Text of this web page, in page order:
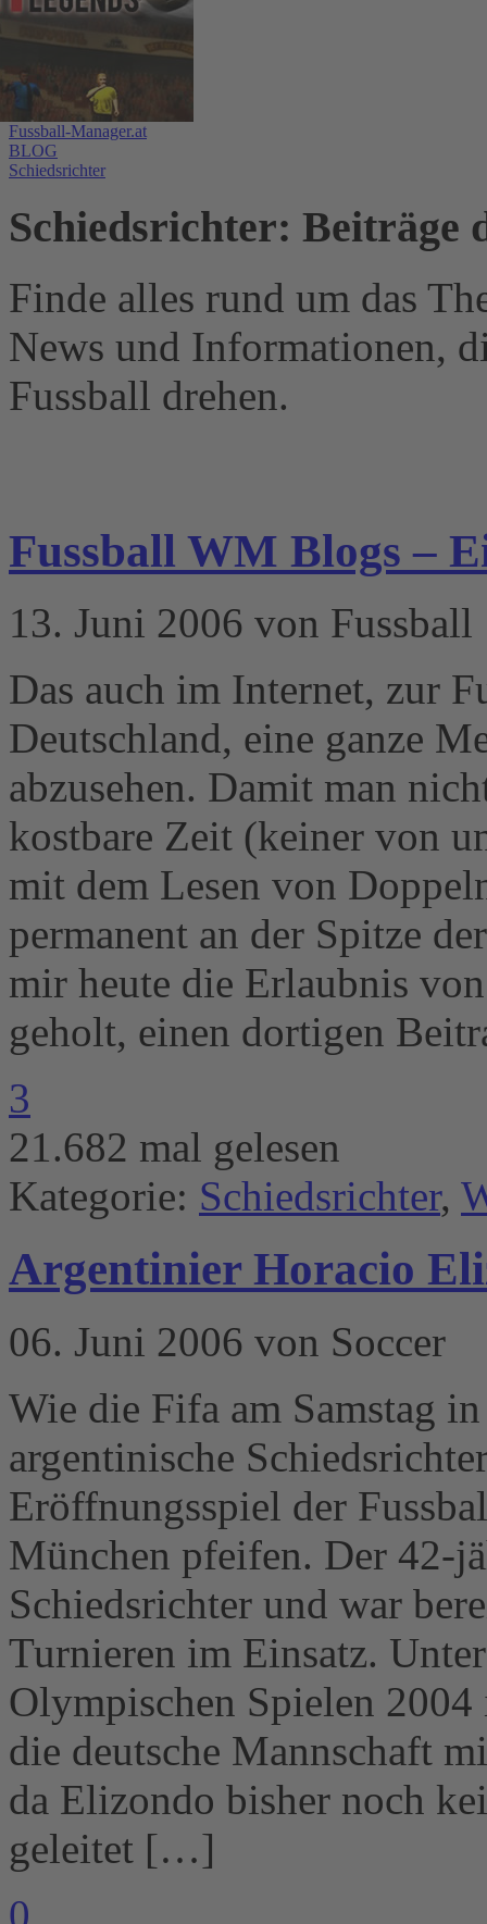
Fussball-Manager.at
BLOG
Schiedsrichter
Schiedsrichter: Beiträge
Finde alles rund um das
News und Informationen,
Fussball drehen.
Fussball WM Blogs –
13. Juni 2006 von Fussball
Das auch im Internet, zur
Deutschland, eine ganze
abzusehen. Damit man
kostbare Zeit (keiner von
mit dem Lesen von
permanent an der Spitze
mir heute die Erlaubnis
geholt, einen dortigen
3
21.682 mal gelesen
Kategorie: Schiedsrichter,
Argentinier Horacio
06. Juni 2006 von Soccer
Wie die Fifa am Samstag
argentinische
Eröffnungsspiel der
München pfeifen. Der 42-
Schiedsrichter und war
Turnieren im Einsatz.
Olympischen Spielen
die deutsche Mannschaft
da Elizondo bisher noch
geleitet […]